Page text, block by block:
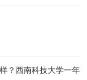
？西南科技大学一年